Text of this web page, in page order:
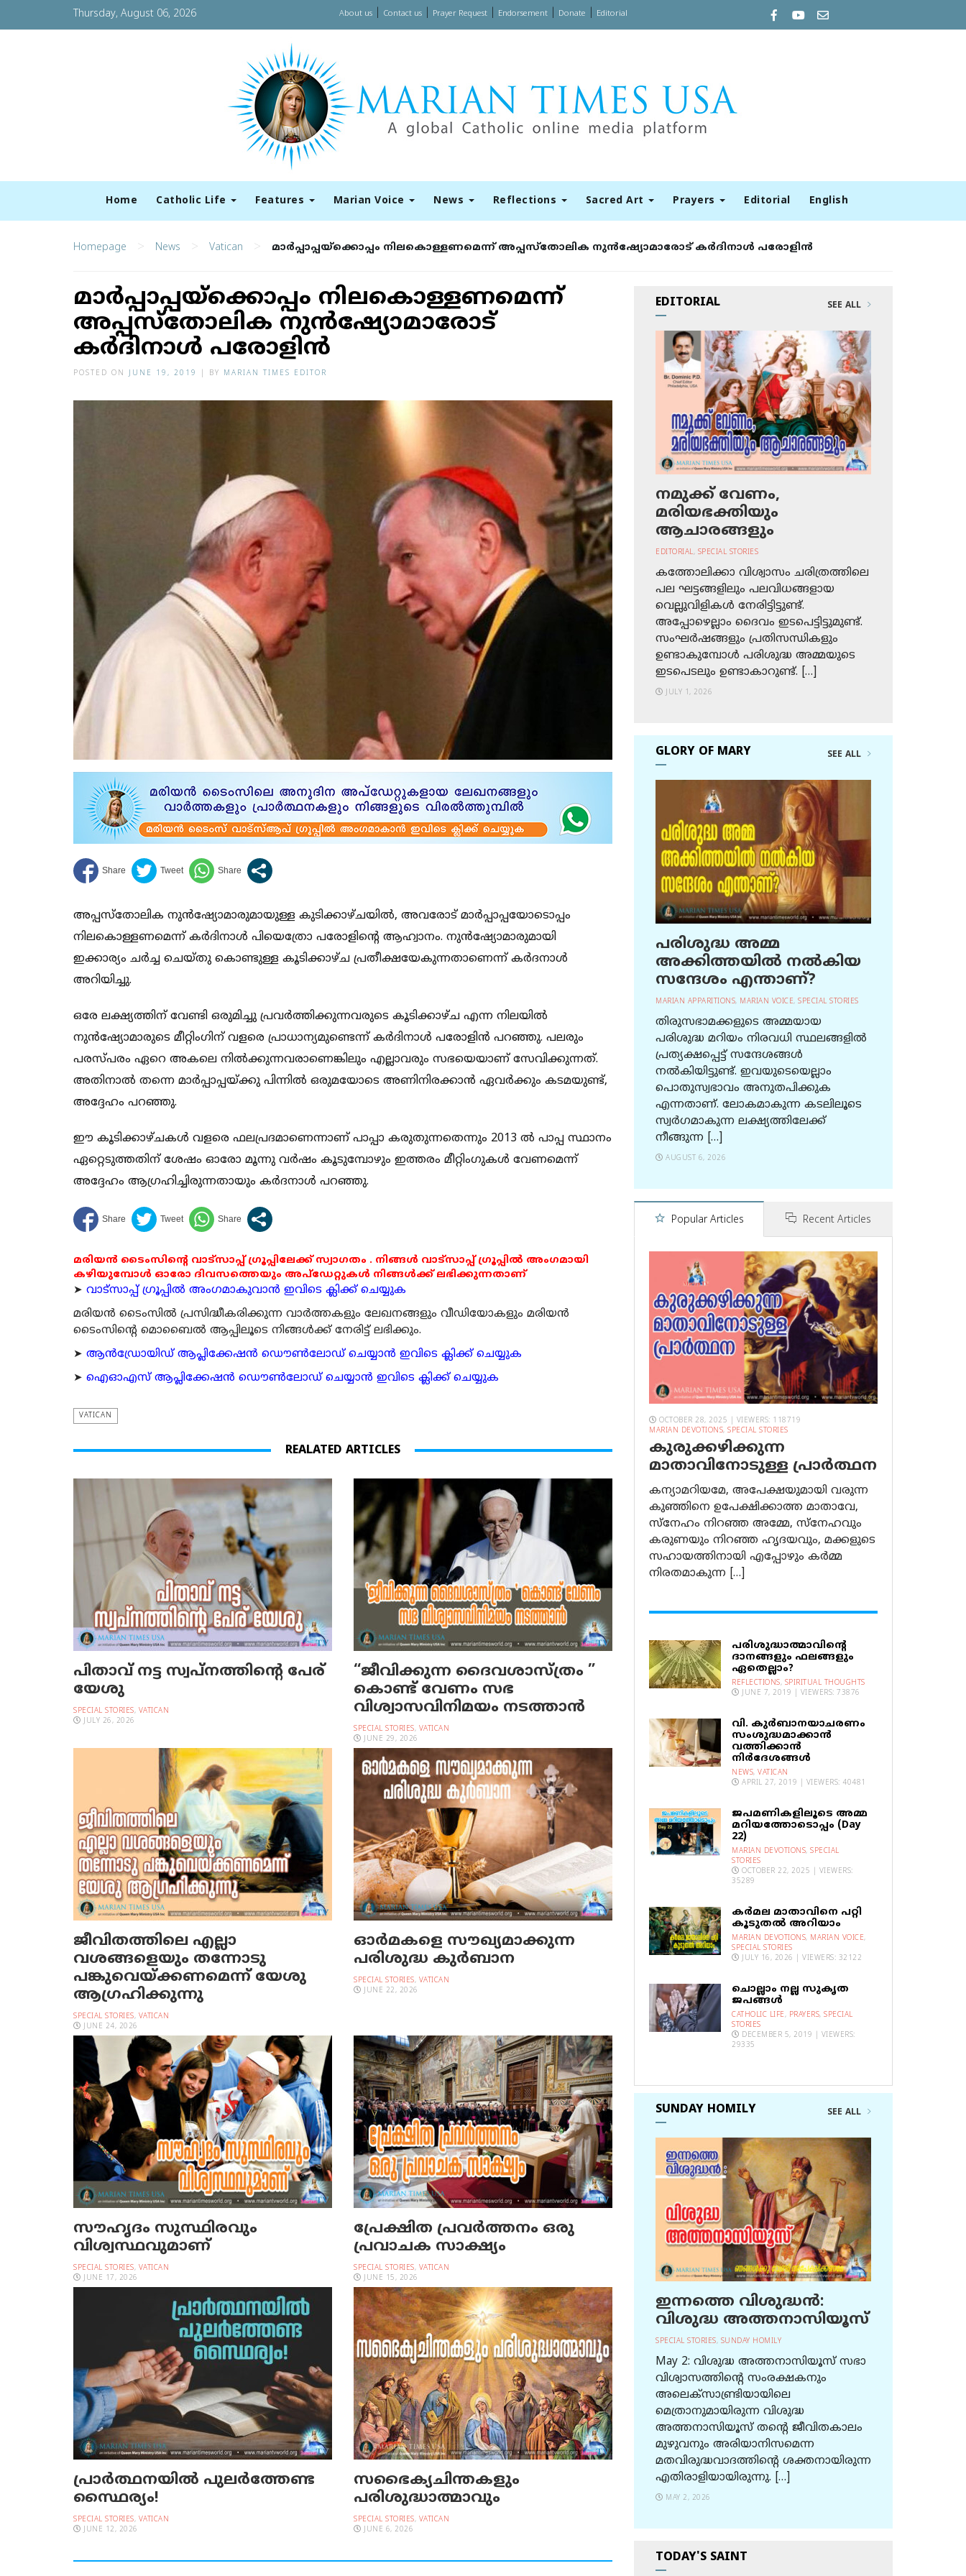
Thursday, August 06, 2026 About us| Contact us| Prayer Request| Endorsement| Donate Editorial
Home Catholic Life Features Marian Voice News Reflections Sacred Art Prayers Editorial English
Homepage > News > Vatican > മാര്‍പ്പാപ്പയ്‌ക്കൊപ്പം നിലകൊള്ളണമെന്ന് അപ്പസ്‌തോലിക നുന്‍ഷ്യോമാരോട് കര്‍ദിനാള്‍ പരോളിന്‍
മാര്‍പ്പാപ്പയ്‌ക്കൊപ്പം നിലകൊള്ളണമെന്ന്
അപ്പസ്‌തോലിക നുന്‍ഷ്യോമാരോട്
കര്‍ദിനാള്‍ പരോളിന്‍
POSTED ON JUNE 19, 2019 BY MARIAN TIMES EDITOR
അപ്പസ്‌തോലിക നുന്‍ഷ്യോമാരുമായുള്ള കുടിക്കാഴ്ചയില്‍, അവരോട് മാര്‍പ്പാപ്പയോടൊപ്പം
നിലകൊള്ളണമെന്ന് കര്‍ദിനാള്‍ പിയെത്രോ പരോളിന്റെ ആഹ്വാനം. നുന്‍ഷ്യോമാരുമായി
ഇക്കാര്യം ചര്‍ച്ച ചെയ്തു കൊണ്ടുള്ള കൂടിക്കാഴ്ച പ്രതീക്ഷയേകുന്നതാണെന്ന് കര്‍ദനാള്‍
അറിയിച്ചു.
ഒരേ ലക്ഷ്യത്തിന് വേണ്ടി ഒരുമിച്ചു പ്രവര്‍ത്തിക്കുന്നവരുടെ കൂടിക്കാഴ്ച എന്ന നിലയില്‍
നുന്‍ഷ്യോമാരുടെ മീറ്റിംഗിന് വളരെ പ്രാധാന്യമുണ്ടെന്ന് കര്‍ദിനാള്‍ പരോളിന്‍ പറഞ്ഞു. പലരും
പരസ്പരം ഏറെ അകലെ നില്‍ക്കുന്നവരാണെങ്കിലും എല്ലാവരും സഭയെയാണ് സേവിക്കുന്നത്.
അതിനാല്‍ തന്നെ മാര്‍പ്പാപ്പയ്ക്കു പിന്നില്‍ ഒരുമയോടെ അണിനിരക്കാന്‍ ഏവര്‍ക്കും കടമയുണ്ട്,
അദ്ദേഹം പറഞ്ഞു.
ഈ കൂടിക്കാഴ്ചകള്‍ വളരെ ഫലപ്രദമാണെന്നാണ് പാപ്പാ കരുതുന്നതെന്നും 2013 ല്‍ പാപ്പ സ്ഥാനം
ഏറ്റെടുത്തതിന് ശേഷം ഓരോ മൂന്നു വര്‍ഷം കൂടുമ്പോഴും ഇത്തരം മീറ്റിംഗുകള്‍ വേണമെന്ന്
അദ്ദേഹം ആഗ്രഹിച്ചിരുന്നതായും കര്‍ദനാള്‍ പറഞ്ഞു.
മരിയൻ ടൈംസിന്റെ വാട്സാപ്പ് ഗ്രൂപ്പിലേക്ക് സ്വാഗതം . നിങ്ങൾ വാട്സാപ്പ് ഗ്രൂപ്പിൽ അംഗമായി
കഴിയുമ്പോൾ ഓരോ ദിവസത്തെയും അപ്ഡേറ്റുകൾ നിങ്ങൾക്ക് ലഭിക്കുന്നതാണ്
➤ വാട്സാപ്പ് ഗ്രൂപ്പിൽ അംഗമാകുവാൻ ഇവിടെ ക്ലിക്ക് ചെയ്യുക
മരിയന്‍ ടൈംസില്‍ പ്രസിദ്ധീകരിക്കുന്ന വാര്‍ത്തകളും ലേഖനങ്ങളും വീഡിയോകളും മരിയന്‍
ടൈംസിന്റെ മൊബൈല്‍ ആപ്പിലൂടെ നിങ്ങള്‍ക്ക് നേരിട്ട് ലഭിക്കും.
➤ ആന്‍ഡ്രോയിഡ് ആപ്ലിക്കേഷന്‍ ഡൌണ്‍ലോഡ് ചെയ്യാന്‍ ഇവിടെ ക്ലിക്ക് ചെയ്യുക
➤ ഐഓഎസ് ആപ്ലിക്കേഷന്‍ ഡൌണ്‍ലോഡ് ചെയ്യാന്‍ ഇവിടെ ക്ലിക്ക് ചെയ്യുക
VATICAN
REALATED ARTICLES
പിതാവ് നട്ട സ്വപ്നത്തിന്റെ പേര്
യേശു
SPECIAL STORIES, VATICAN
JULY 26, 2026
“ജീവിക്കുന്ന ദൈവശാസ്ത്രം ”
കൊണ്ട് വേണം സഭ
വിശ്വാസവിനിമയം നടത്താൻ
SPECIAL STORIES, VATICAN
JUNE 29, 2026
ജീവിതത്തിലെ എല്ലാ
വശങ്ങളെയും തന്നോടു
പങ്കുവെയ്ക്കണമെന്ന് യേശു
ആഗ്രഹിക്കുന്നു
SPECIAL STORIES, VATICAN
JUNE 24, 2026
ഓര്‍മകളെ സൗഖ്യമാക്കുന്ന
പരിശുദ്ധ കുര്‍ബാന
SPECIAL STORIES, VATICAN
JUNE 22, 2026
സൗഹൃദം സുസ്ഥിരവും
വിശ്വസ്ഥവുമാണ്
SPECIAL STORIES, VATICAN
JUNE 17, 2026
പ്രേക്ഷിത പ്രവര്‍ത്തനം ഒരു
പ്രവാചക സാക്ഷ്യം
SPECIAL STORIES, VATICAN
JUNE 15, 2026
പ്രാര്‍ത്ഥനയില്‍ പുലര്‍ത്തേണ്ട
സ്ഥൈര്യം!
SPECIAL STORIES, VATICAN
JUNE 12, 2026
സഭൈക്യചിന്തകളും
പരിശുദ്ധാത്മാവും
SPECIAL STORIES, VATICAN
JUNE 6, 2026
EDITORIAL SEE ALL
നമുക്ക് വേണം,
മരിയഭക്തിയും
ആചാരങ്ങളും
EDITORIAL, SPECIAL STORIES
കത്തോലിക്കാ വിശ്വാസം ചരിത്രത്തിലെ
പല ഘട്ടങ്ങളിലും പലവിധങ്ങളായ
വെല്ലുവിളികള്‍ നേരിട്ടിട്ടുണ്ട്.
അപ്പോഴെല്ലാം ദൈവം ഇടപെട്ടിട്ടുമുണ്ട്.
സംഘര്‍ഷങ്ങളും പ്രതിസന്ധികളും
ഉണ്ടാകുമ്പോള്‍ പരിശുദ്ധ അമ്മയുടെ
ഇടപെടലും ഉണ്ടാകാറുണ്ട്. […]
JULY 1, 2026
GLORY OF MARY SEE ALL
പരിശുദ്ധ അമ്മ
അക്കിത്തയില്‍ നല്‍കിയ
സന്ദേശം എന്താണ്?
MARIAN APPARITIONS, MARIAN VOICE, SPECIAL STORIES
തിരുസഭാമക്കളുടെ അമ്മയായ
പരിശുദ്ധ മറിയം നിരവധി സ്ഥലങ്ങളിൽ
പ്രത്യക്ഷപ്പെട്ട് സന്ദേശങ്ങൾ
നൽകിയിട്ടുണ്ട്. ഇവയുടെയെല്ലാം
പൊതുസ്വഭാവം അനുതപിക്കുക
എന്നതാണ്. ലോകമാകുന്ന കടലിലൂടെ
സ്വർഗമാകുന്ന ലക്ഷ്യത്തിലേക്ക്
നീങ്ങുന്ന […]
AUGUST 6, 2026
Popular Articles Recent Articles
OCTOBER 28, 2025 | VIEWERS: 118719
MARIAN DEVOTIONS, SPECIAL STORIES
കുരുക്കഴിക്കുന്ന
മാതാവിനോടുള്ള പ്രാര്‍ത്ഥന
കന്യാമറിയമേ, അപേക്ഷയുമായി വരുന്ന
കുഞ്ഞിനെ ഉപേക്ഷിക്കാത്ത മാതാവേ,
സ്നേഹം നിറഞ്ഞ അമ്മേ, സ്നേഹവും
കരുണയും നിറഞ്ഞ ഹൃദയവും, മക്കളുടെ
സഹായത്തിനായി എപ്പോഴും കർമ്മ
നിരതമാകുന്ന […]
പരിശുദ്ധാത്മാവിന്റെ
ദാനങ്ങളും ഫലങ്ങളും
ഏതെല്ലാം?
REFLECTIONS, SPIRITUAL THOUGHTS
JUNE 7, 2019 | VIEWERS: 73876
വി. കുര്‍ബാനയാചരണം
സംശുദ്ധമാക്കാന്‍
വത്തിക്കാന്‍
നിര്‍ദേശങ്ങള്‍
NEWS, VATICAN
APRIL 27, 2019 | VIEWERS: 40481
ജപമണികളിലൂടെ അമ്മ
മറിയത്തോടൊപ്പം (Day
22)
MARIAN DEVOTIONS, SPECIAL
STORIES
OCTOBER 22, 2025 | VIEWERS:
35289
കര്‍മല മാതാവിനെ പറ്റി
കൂടുതല്‍ അറിയാം
MARIAN DEVOTIONS, MARIAN VOICE,
SPECIAL STORIES
JULY 16, 2026 | VIEWERS: 32122
ചൊല്ലാം നല്ല സുകൃത
ജപങ്ങൾ
CATHOLIC LIFE, PRAYERS, SPECIAL
STORIES
DECEMBER 5, 2019 | VIEWERS:
29335
SUNDAY HOMILY SEE ALL
ഇന്നത്തെ വിശുദ്ധന്‍:
വിശുദ്ധ അത്തനാസിയൂസ്
SPECIAL STORIES, SUNDAY HOMILY
May 2: വിശുദ്ധ അത്തനാസിയൂസ് സഭാ
വിശ്വാസത്തിന്റെ സംരക്ഷകനും
അലെക്സാണ്ട്രിയായിലെ
മെത്രാനുമായിരുന്ന വിശുദ്ധ
അത്തനാസിയൂസ് തന്റെ ജീവിതകാലം
മുഴുവനും അരിയാനിസമെന്ന
മതവിരുദ്ധവാദത്തിന്റെ ശക്തനായിരുന്ന
എതിരാളിയായിരുന്നു. […]
MAY 2, 2026
TODAY'S SAINT